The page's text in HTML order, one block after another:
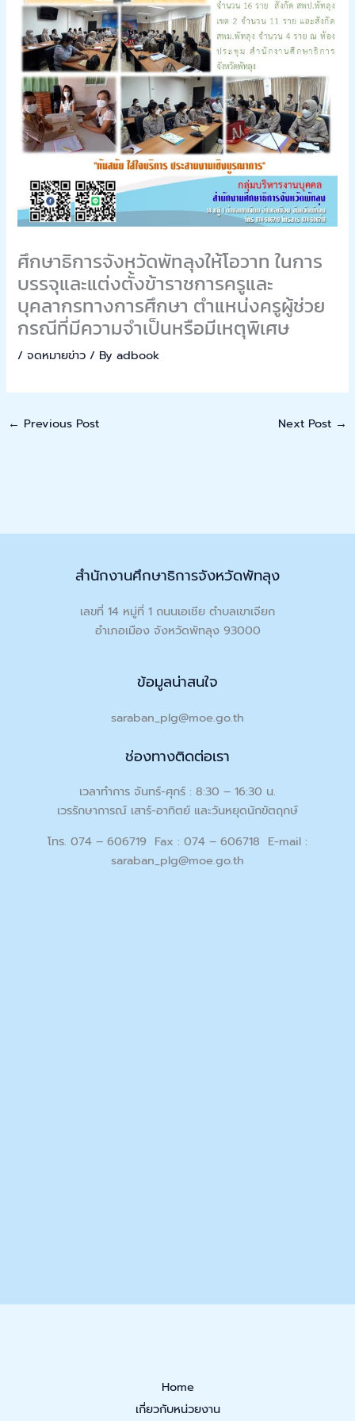
ศึกษาธิการจังหวัดพัทลุงให้โอวาท ในการ
บรรจุและแต่งตั้งข้าราชการครูและ
บุคลากรทางการศึกษา ตำแหน่งครูผู้ช่วย
กรณีที่มีความจำเป็นหรือมีเหตุพิเศษ
/จดหมายข่าว / Byadbook
← Previous Post Next Post →
สำนักงานศึกษาธิการจังหวัดพัทลุง
เลขที่ 14 หมู่ที่ 1 ถนนเอเชีย ตำบลเขาเจียก
อำเภอเมือง จังหวัดพัทลุง 93000
ข้อมูลน่าสนใจ
saraban_plg@moe.go.th
ช่องทางติดต่อเรา
เวลาทำการ จันทร์-ศุกร์ : 8:30 – 16:30 น.
เวรรักษาการณ์ เสาร์-อาทิตย์ และวันหยุดนักขัตฤกษ์
โทร. 074 – 606719 Fax : 074 – 606718 E-mail :
saraban_plg@moe.go.th
Home
เกี่ยวกับหน่วยงาน